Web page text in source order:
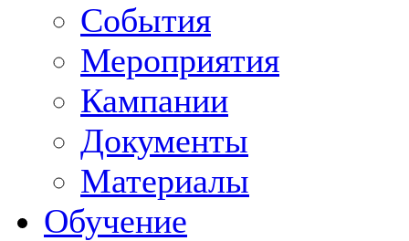
События
Мероприятия
Кампании
Документы
Материалы
Обучение